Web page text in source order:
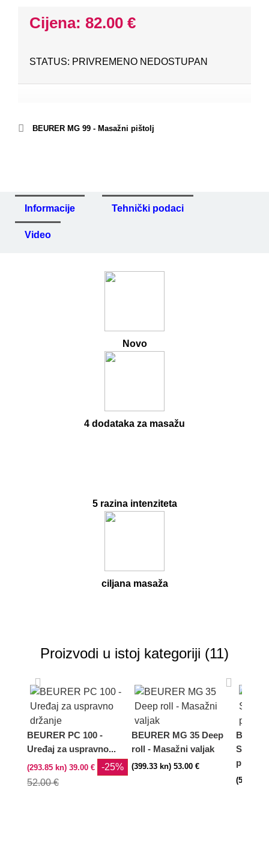
Cijena: 82.00 €
STATUS: PRIVREMENO NEDOSTUPAN
BEURER MG 99 - Masažni pištolj
Informacije Tehnički podaci
Video
Novo
4 dodataka za masažu
5 razina intenziteta
ciljana masaža
Proizvodi u istoj kategoriji (11)
BEURER PC 100 -
Uređaj za uspravno...
(293.85 kn) 39.00 €
-25%
52.00 €
BEURER MG 35 Deep
roll - Masažni valjak
(399.33 kn) 53.00 €
pištolj
(534.95